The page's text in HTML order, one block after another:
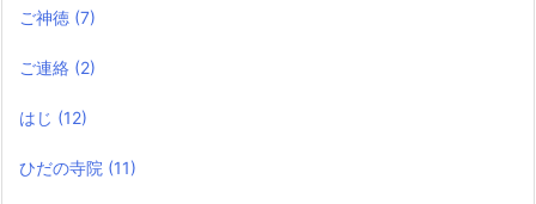
ご神徳 (7)
ご連絡 (2)
はじ (12)
ひだの寺院 (11)